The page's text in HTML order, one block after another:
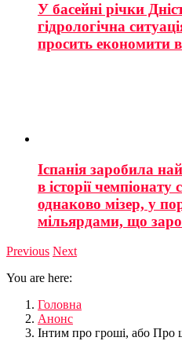
У басейні річки
гідрологічна
просить економити
Іспанія заробила
в історії чемпіонату
однаково мізер, у
мільярдами, що
Previous Next
You are here:
Головна
Анонс
Інтим про гроші, або Про